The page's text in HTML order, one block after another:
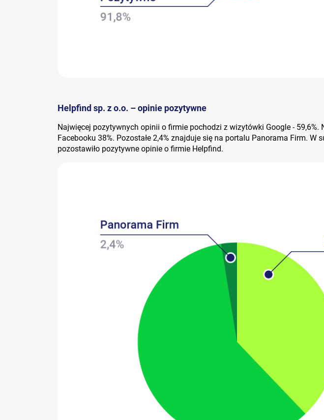
Helpfind sp. z o.o. – opinie pozytywne
Najwięcej pozytywnych opinii o firmie pochodzi z wizytówki Google - 59,6%.
Facebooku 38%. Pozostałe 2,4% znajduje się na portalu Panorama Firm. W
pozostawiło pozytywne opinie o firmie Helpfind.